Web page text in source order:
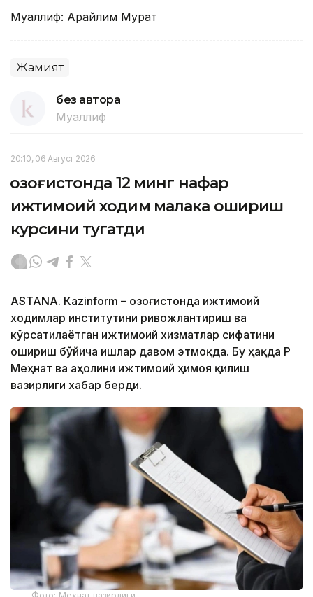
Муаллиф: Арайлим Мурат
Жамият
без автора
Муаллиф
20:10, 06 Август 2026
Қозоғистонда 12 минг нафар
ижтимоий ходим малака ошириш
курсини тугатди
ASTANА. Кazinform – Қозоғистонда ижтимоий
ходимлар институтини ривожлантириш ва
кўрсатилаётган ижтимоий хизматлар сифатини
ошириш бўйича ишлар давом этмоқда. Бу ҳақда ҚР
Меҳнат ва аҳолини ижтимоий ҳимоя қилиш
вазирлиги хабар берди.